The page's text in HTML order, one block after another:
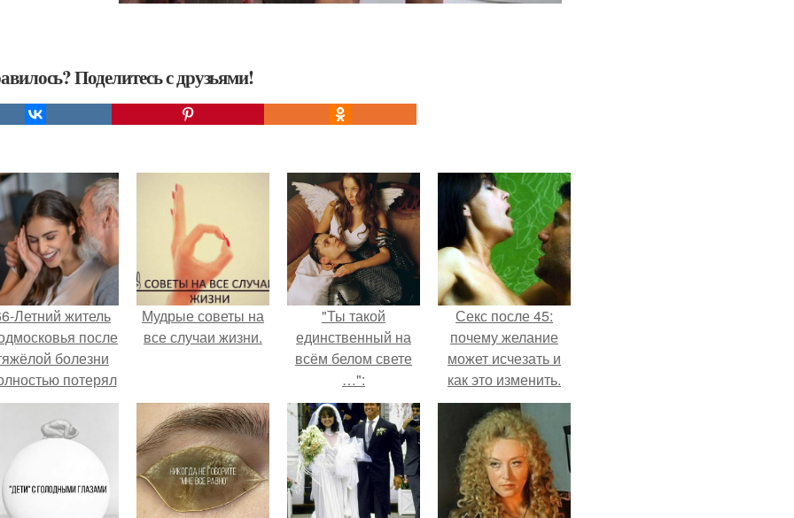
Поделитесь с друзьями!
Летний житель
после
болезни
потерял
потенцию, но
решил
восстановить
жизнь с
супругой,
Мудрые советы на
все случаи жизни.
"Ты такой
единственный на
всём белом свете
…":
Секс после 45:
почему желание
может исчезать и
как это изменить.